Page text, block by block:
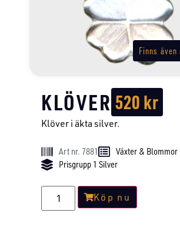
Finns även
KLÖVER 520kr
Klöver i äkta silver.
Art nr. 7881
Växter & Blommor
Prisgrupp 1 Silver
Köp nu